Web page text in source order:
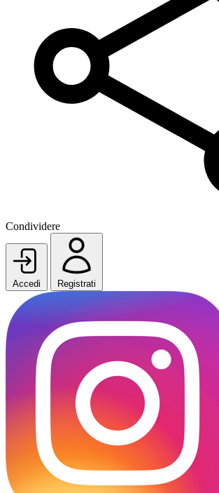
Condividere
Accedi Registrati